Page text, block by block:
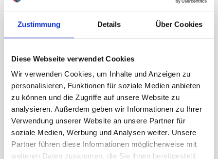
Zustimmung Details Über Cookies
Diese Webseite verwendet Cookies
Wir verwenden Cookies, um Inhalte und Anzeigen zu
personalisieren, Funktionen für soziale Medien anbieten
zu können und die Zugriffe auf unsere Website zu
analysieren. Außerdem geben wir Informationen zu Ihrer
Verwendung unserer Website an unsere Partner für
soziale Medien, Werbung und Analysen weiter. Unsere
Partner führen diese Informationen möglicherweise mit
weiteren Daten zusammen, die Sie ihnen bereitgestellt
La Sportiva Moon Climb T-Shirt
Damen rosebay
UVP44,95 €
unser Preis ab: 31,47 € -30%
inkl. 19% MwSt., zzgl.Versand
Inkl. 19% Steuern,exkl.Versandkosten